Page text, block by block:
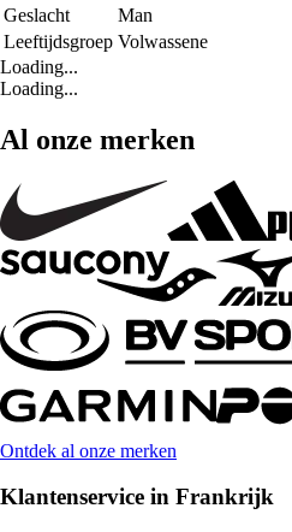
Geslacht
Man
Leeftijdsgroep Volwassene
Loading...
Loading...
Al onze merken
Ontdek al onze merken
Klantenservice in Frankrijk